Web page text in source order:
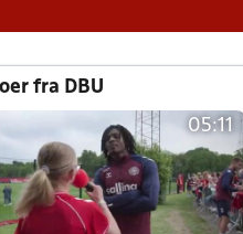
fra DBU
05:11